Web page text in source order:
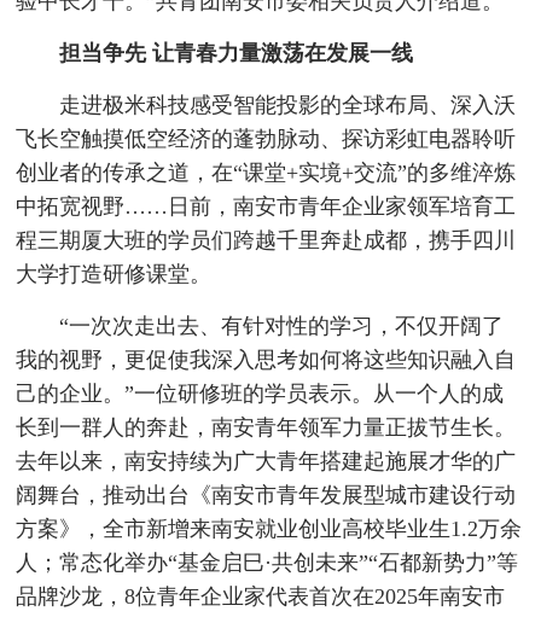
担当争先 让青春力量激荡在发展一线
走进极米科技感受智能投影的全球布局、深入沃
飞长空触摸低空经济的蓬勃脉动、探访彩虹电器聆听
创业者的传承之道，在“课堂+实境+交流”的多维淬炼
中拓宽视野……日前，南安市青年企业家领军培育工
程三期厦大班的学员们跨越千里奔赴成都，携手四川
大学打造研修课堂。
“一次次走出去、有针对性的学习，不仅开阔了
我的视野，更促使我深入思考如何将这些知识融入自
己的企业。”一位研修班的学员表示。从一个人的成
长到一群人的奔赴，南安青年领军力量正拔节生长。
去年以来，南安持续为广大青年搭建起施展才华的广
阔舞台，推动出台《南安市青年发展型城市建设行动
方案》，全市新增来南安就业创业高校毕业生1.2万余
人；常态化举办“基金启巳·共创未来”“石都新势力”等
品牌沙龙，8位青年企业家代表首次在2025年南安市